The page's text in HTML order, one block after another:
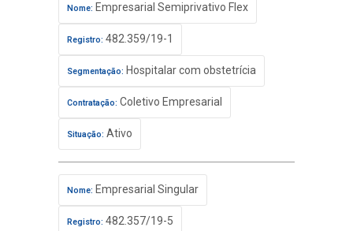
Nome: Empresarial Semiprivativo Flex
Registro: 482.359/19-1
Segmentação: Hospitalar com obstetrícia
Contratação: Coletivo Empresarial
Situação: Ativo
Nome: Empresarial Singular
Registro: 482.357/19-5